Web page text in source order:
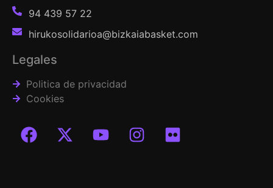
94 439 57 22
hirukosolidarioa@bizkaiabasket.com
Legales
Politica de privacidad
Cookies